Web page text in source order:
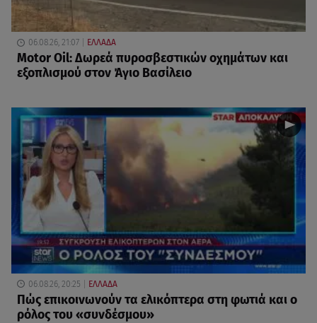
06.08.26, 21:07 ΕΛΛΑΔΑ
Motor Oil: Δωρεά πυροσβεστικών οχημάτων και
εξοπλισμού στον Άγιο Βασίλειο
06.08.26, 20:25 ΕΛΛΑΔΑ
Πώς επικοινωνούν τα ελικόπτερα στη φωτιά και ο
ρόλος του «συνδέσμου»